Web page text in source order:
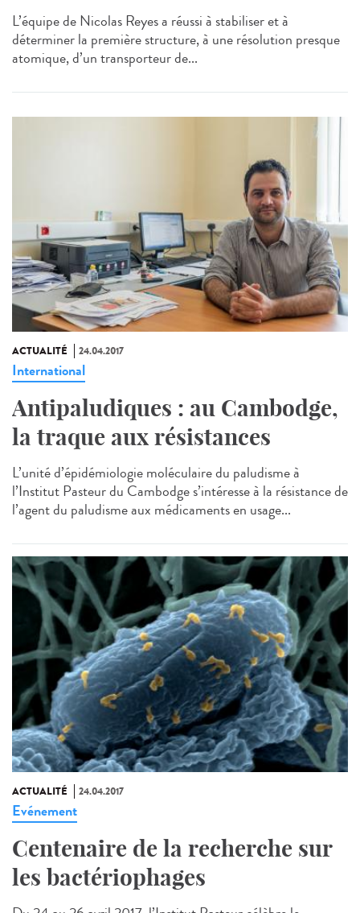
L’équipe de Nicolas Reyes a réussi à stabiliser et à
déterminer la première structure, à une résolution presque
atomique, d’un transporteur de...
ACTUALITÉ 24.04.2017
International
Antipaludiques : au Cambodge,
la traque aux résistances
L’unité d’épidémiologie moléculaire du paludisme à
l’Institut Pasteur du Cambodge s’intéresse à la résistance de
l’agent du paludisme aux médicaments en usage...
ACTUALITÉ 24.04.2017
Evénement
Centenaire de la recherche sur
les bactériophages